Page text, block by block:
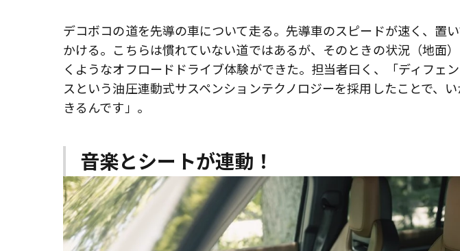
デコボコの道を先導の車について走る。先導車のスピードが速く、置
かける。こちらは慣れていない道ではあるが、そのときの状況（地面
くようなオフロードドライブ体験ができた。担当者曰く、「ディフェ
スという油圧連動式サスペンションテクノロジーを採用したことで、
きるんです」。
音楽とシートが連動！